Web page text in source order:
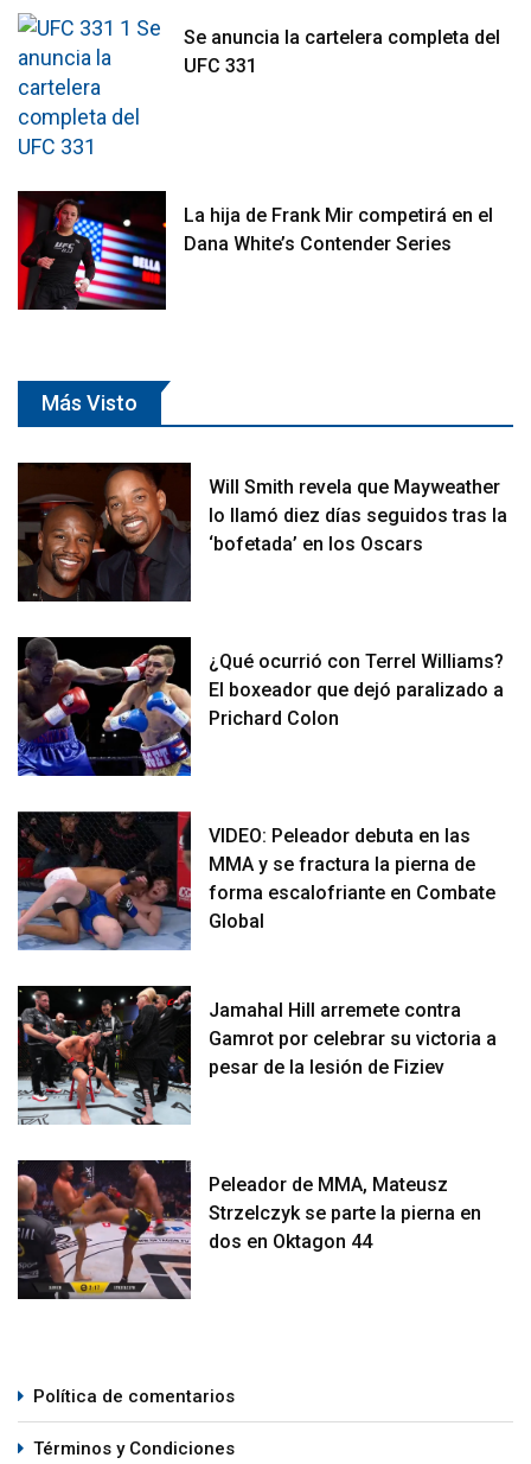
Se anuncia la cartelera completa del
UFC 331
La hija de Frank Mir competirá en el
Dana White’s Contender Series
Más Visto
Will Smith revela que Mayweather
lo llamó diez días seguidos tras la
‘bofetada’ en los Oscars
¿Qué ocurrió con Terrel Williams?
El boxeador que dejó paralizado a
Prichard Colon
VIDEO: Peleador debuta en las
MMA y se fractura la pierna de
forma escalofriante en Combate
Global
Jamahal Hill arremete contra
Gamrot por celebrar su victoria a
pesar de la lesión de Fiziev
Peleador de MMA, Mateusz
Strzelczyk se parte la pierna en
dos en Oktagon 44
Política de comentarios
Términos y Condiciones